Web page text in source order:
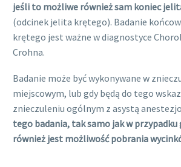
jeśli to możliwe również sam koniec
(odcinek jelita krętego). Badanie
krętego jest ważne w diagnostyce
Crohna.
Badanie może być wykonywane w
miejscowym, lub gdy będą do tego
znieczuleniu ogólnym z asystą
tego badania, tak samo jak w
również jest możliwość pobrania